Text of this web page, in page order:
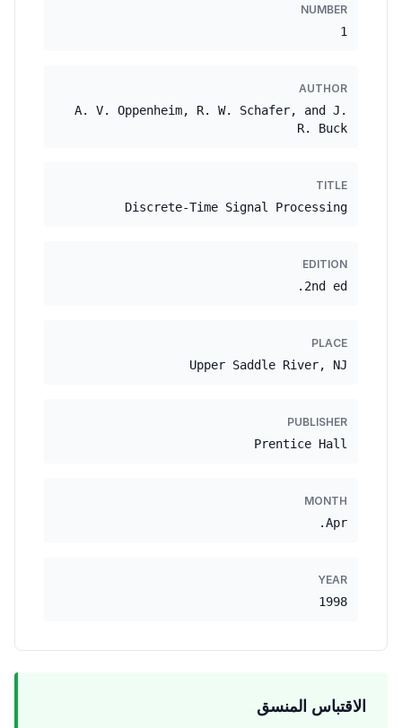
NUMBER
1
AUTHOR
A. V. Oppenheim, R. W. Schafer, and J.
R. Buck
TITLE
Discrete-Time Signal Processing
EDITION
2nd ed.
PLACE
Upper Saddle River, NJ
PUBLISHER
Prentice Hall
MONTH
Apr.
YEAR
1998
الاقتباس المنسق